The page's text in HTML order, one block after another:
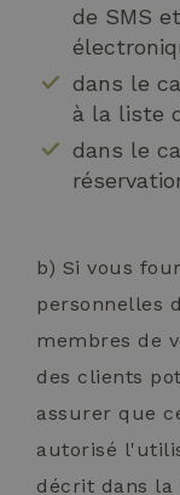
de SMS
dans le
à la liste
dans le
b) Si vous
personnelles
membres de
des clients
assurer que
autorisé
décrit dans la